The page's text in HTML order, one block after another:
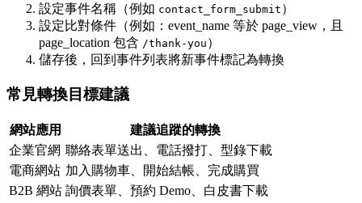
設定事件名稱（例如 contact_form_submit ）
設定比對條件（例如：event_name 等於 page_view，且
page_location 包含 /thank-you ）
儲存後，回到事件列表將新事件標記為轉換
常見轉換目標建議
網站應用
建議追蹤的轉換
企業官網 聯絡表單送出、電話撥打、型錄下載
電商網站 加入購物車、開始結帳、完成購買
B2B 網站 詢價表單、預約 Demo、白皮書下載